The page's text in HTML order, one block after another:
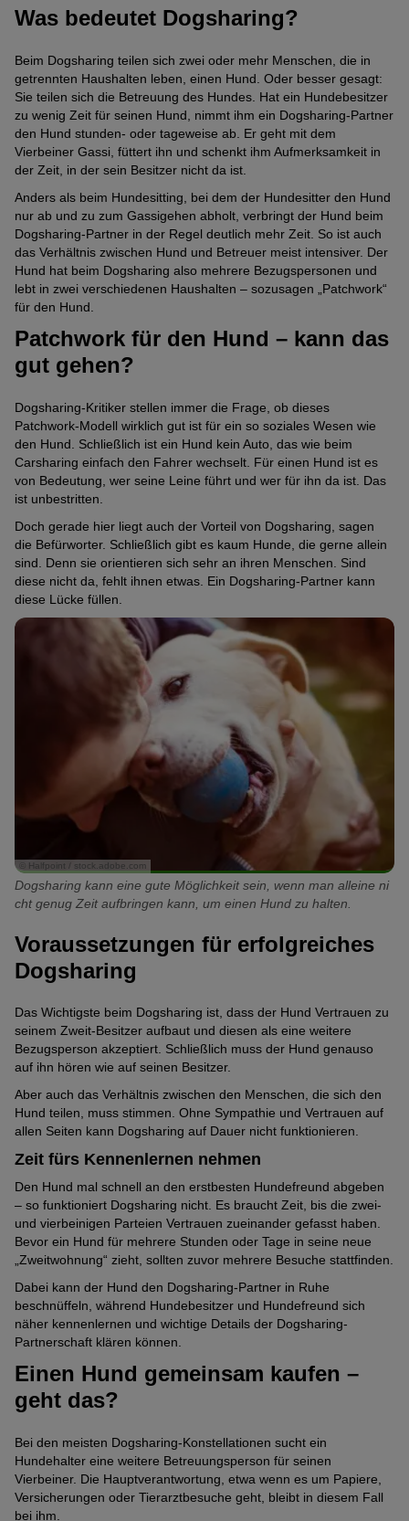
Was bedeutet Dogsharing?
Beim Dogsharing teilen sich zwei oder mehr Menschen, die in
getrennten Haushalten leben, einen Hund. Oder besser gesagt:
Sie teilen sich die Betreuung des Hundes. Hat ein Hundebesitzer
zu wenig Zeit für seinen Hund, nimmt ihm ein Dogsharing-Partner
den Hund stunden- oder tageweise ab. Er geht mit dem
Vierbeiner Gassi, füttert ihn und schenkt ihm Aufmerksamkeit in
der Zeit, in der sein Besitzer nicht da ist.
Anders als beim Hundesitting, bei dem der Hundesitter den Hund
nur ab und zu zum Gassigehen abholt, verbringt der Hund beim
Dogsharing-Partner in der Regel deutlich mehr Zeit. So ist auch
das Verhältnis zwischen Hund und Betreuer meist intensiver. Der
Hund hat beim Dogsharing also mehrere Bezugspersonen und
lebt in zwei verschiedenen Haushalten – sozusagen „Patchwork“
für den Hund.
Patchwork für den Hund – kann das
gut gehen?
Dogsharing-Kritiker stellen immer die Frage, ob dieses
Patchwork-Modell wirklich gut ist für ein so soziales Wesen wie
den Hund. Schließlich ist ein Hund kein Auto, das wie beim
Carsharing einfach den Fahrer wechselt. Für einen Hund ist es
von Bedeutung, wer seine Leine führt und wer für ihn da ist. Das
ist unbestritten.
Doch gerade hier liegt auch der Vorteil von Dogsharing, sagen
die Befürworter. Schließlich gibt es kaum Hunde, die gerne allein
sind. Denn sie orientieren sich sehr an ihren Menschen. Sind
diese nicht da, fehlt ihnen etwas. Ein Dogsharing-Partner kann
diese Lücke füllen.
© Halfpoint / stock.adobe.com
Dogsharing kann eine gute Möglichkeit sein, wenn man alleine ni
cht genug Zeit aufbringen kann, um einen Hund zu halten.
Voraussetzungen für erfolgreiches
Dogsharing
Das Wichtigste beim Dogsharing ist, dass der Hund Vertrauen zu
seinem Zweit-Besitzer aufbaut und diesen als eine weitere
Bezugsperson akzeptiert. Schließlich muss der Hund genauso
auf ihn hören wie auf seinen Besitzer.
Aber auch das Verhältnis zwischen den Menschen, die sich den
Hund teilen, muss stimmen. Ohne Sympathie und Vertrauen auf
allen Seiten kann Dogsharing auf Dauer nicht funktionieren.
Zeit fürs Kennenlernen nehmen
Den Hund mal schnell an den erstbesten Hundefreund abgeben
– so funktioniert Dogsharing nicht. Es braucht Zeit, bis die zwei-
und vierbeinigen Parteien Vertrauen zueinander gefasst haben.
Bevor ein Hund für mehrere Stunden oder Tage in seine neue
„Zweitwohnung“ zieht, sollten zuvor mehrere Besuche stattfinden.
Dabei kann der Hund den Dogsharing-Partner in Ruhe
beschnüffeln, während Hundebesitzer und Hundefreund sich
näher kennenlernen und wichtige Details der Dogsharing-
Partnerschaft klären können.
Einen Hund gemeinsam kaufen –
geht das?
Bei den meisten Dogsharing-Konstellationen sucht ein
Hundehalter eine weitere Betreuungsperson für seinen
Vierbeiner. Die Hauptverantwortung, etwa wenn es um Papiere,
Versicherungen oder Tierarztbesuche geht, bleibt in diesem Fall
bei ihm.